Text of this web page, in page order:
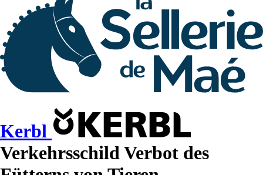
Kerbl
Verkehrsschild Verbot des